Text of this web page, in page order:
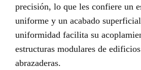
precisión, lo que les confiere un
uniforme y un acabado
uniformidad facilita su
estructuras modulares de
abrazaderas.